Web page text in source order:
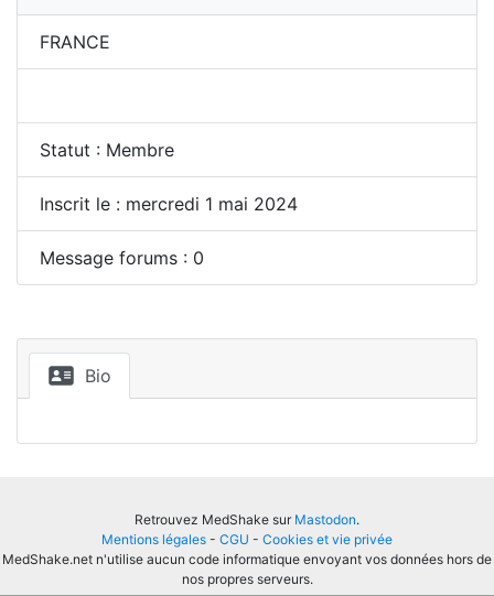
FRANCE
Statut : Membre
Inscrit le : mercredi 1 mai 2024
Message forums : 0
Bio
Retrouvez MedShake sur Mastodon.
Mentions légales - CGU - Cookies et vie privée
MedShake.net n'utilise aucun code informatique envoyant vos données hors de
nos propres serveurs.